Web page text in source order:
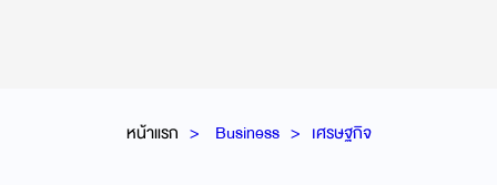
หน้าแรก Business เศรษฐกิจ